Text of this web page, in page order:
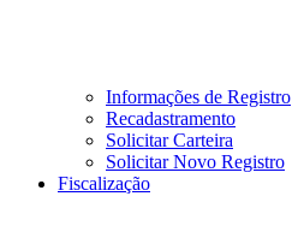
Informações de Registro
Recadastramento
Solicitar Carteira
Solicitar Novo Registro
Fiscalização